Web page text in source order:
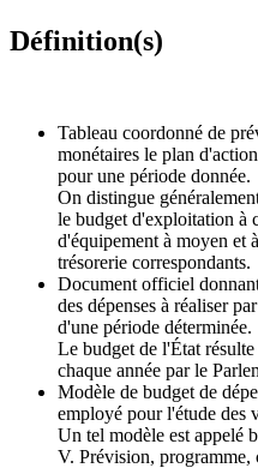
Définition(s)
Tableau coordonné de
monétaires le plan
pour une période donnée.
On distingue
le budget d'exploitation à
d'équipement à moyen et
trésorerie correspondants.
Document officiel
des dépenses à réaliser
d'une période déterminée.
Le budget de l'État
chaque année par le
Modèle de budget de
employé pour l'étude des
Un tel modèle est appelé
V. Prévision, programme,